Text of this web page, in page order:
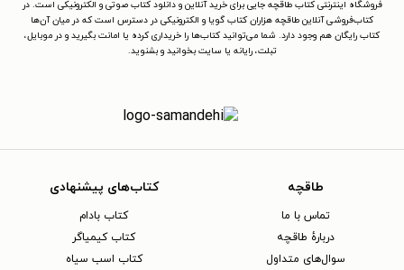
فروشگاه اینترنتی کتاب طاقچه جایی برای خرید آنلاین و دانلود کتاب صوتی و الکترونیکی است. در
کتاب‌فروشی آنلاین طاقچه هزاران کتاب گویا و الکترونیکی در دسترس است که در میان آن‌ها
کتاب رایگان هم وجود دارد. شما می‌توانید کتاب‌ها را خریداری کرده یا امانت بگیرید و در موبایل،
تبلت، رایانه یا سایت بخوانید و بشنوید.
طاقچه
تماس با ما
دربارهٔ طاقچه
سوال‌های متداول
کتاب‌های پیشنهادی
کتاب بادام
کتاب کیمیاگر
کتاب اسب سیاه